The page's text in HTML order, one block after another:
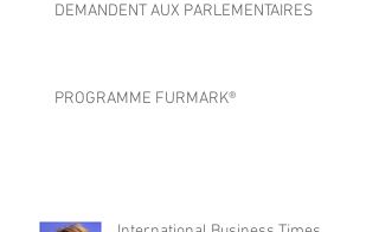
DEMANDENT AUX PARLEMENTAIRES
PROGRAMME FURMARK®